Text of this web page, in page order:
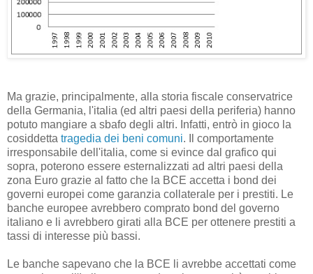
Ma grazie, principalmente, alla storia fiscale conservatrice
della Germania, l'italia (ed altri paesi della periferia) hanno
potuto mangiare a sbafo degli altri. Infatti, entrò in gioco la
cosiddetta tragedia dei beni comuni. Il comportamente
irresponsabile dell'italia, come si evince dal grafico qui
sopra, poterono essere esternalizzati ad altri paesi della
zona Euro grazie al fatto che la BCE accetta i bond dei
governi europei come garanzia collaterale per i prestiti. Le
banche europee avrebbero comprato bond del governo
italiano e li avrebbero girati alla BCE per ottenere prestiti a
tassi di interesse più bassi.
Le banche sapevano che la BCE li avrebbe accettati come